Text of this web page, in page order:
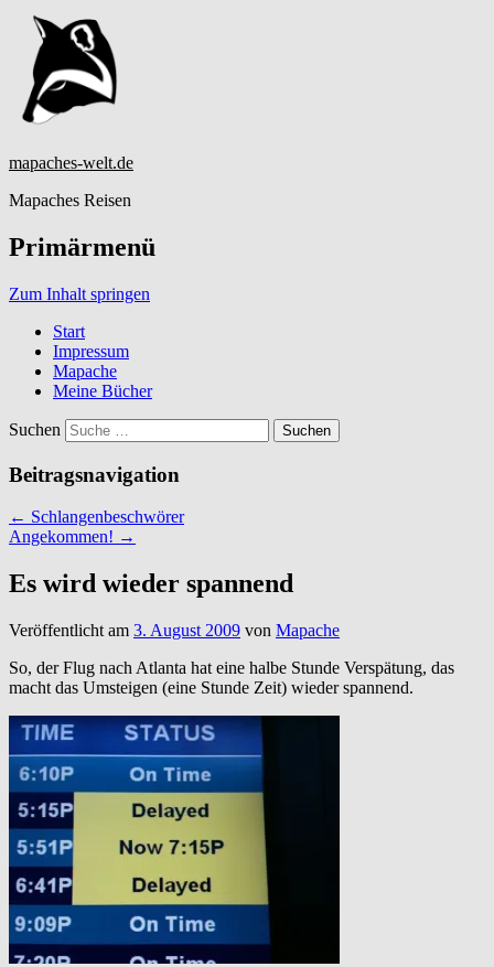
mapaches-welt.de
Mapaches Reisen
Primärmenü
Zum Inhalt springen
Start
Impressum
Mapache
Meine Bücher
Suchen
Beitragsnavigation
← Schlangenbeschwörer
Angekommen! →
Es wird wieder spannend
Veröffentlicht am 3. August 2009 von Mapache
So, der Flug nach Atlanta hat eine halbe Stunde Verspätung, das
macht das Umsteigen (eine Stunde Zeit) wieder spannend.